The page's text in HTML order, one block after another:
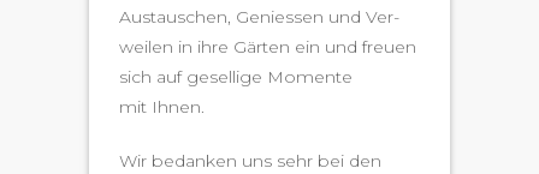
Aus­tauschen, Geniessen und Ver­
weilen in ihre Gärten ein und freuen
sich auf gesel­lige Momente
mit Ihnen.
Wir bedanken uns sehr bei den